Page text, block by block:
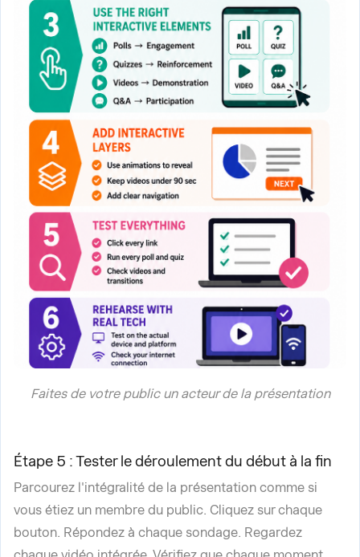
Faites de votre public un acteur de la présentation
Étape 5 : Tester le déroulement du début à la fin
Parcourez l'intégralité de la présentation comme si
vous étiez un membre du public. Cliquez sur chaque
bouton. Répondez à chaque sondage. Regardez